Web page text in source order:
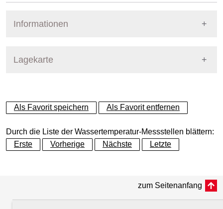
Informationen
Lagekarte
+
−
Als Favorit speichern Als Favorit entfernen
Durch die Liste der Wassertemperatur-Messstellen blättern:
Erste
Vorherige Nächste Letzte
zum Seitenanfang